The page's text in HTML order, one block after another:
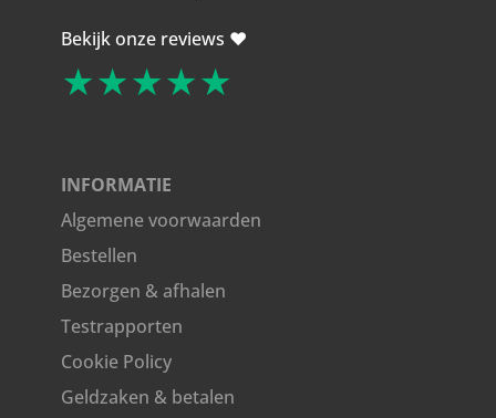
Bekijk onze reviews ❤️
★★★★★
INFORMATIE
Algemene voorwaarden
Bestellen
Bezorgen & afhalen
Testrapporten
Cookie Policy
Geldzaken & betalen